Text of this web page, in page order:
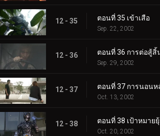
12 - 35 ตอนที่ 35 เข้าเสือ
Sep. 22, 2002
12 - 36 ตอนที่ 36 การต่อสู้สิ้
Sep. 29, 2002
12 - 37 ตอนที่ 37 การนอน
Oct. 13, 2002
12 - 38 ตอนที่ 38 เป้าหมาย
Oct. 20, 2002